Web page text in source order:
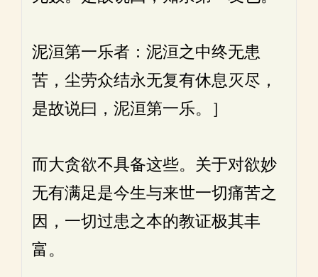
泥洹第一乐者：泥洹之中终无患
苦，尘劳众结永无复有休息灭尽，
是故说曰，泥洹第一乐。］
而大贪欲不具备这些。关于对欲妙
无有满足是今生与来世一切痛苦之
因，一切过患之本的教证极其丰
富。